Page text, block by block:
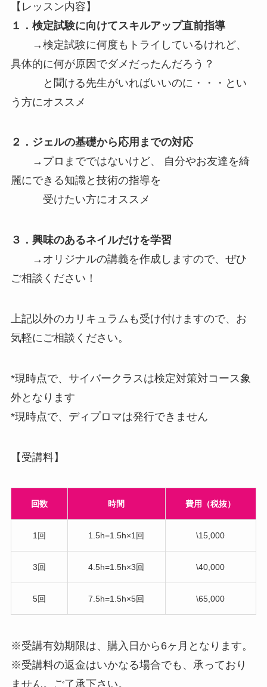
【レッスン内容】
１．検定試験に向けてスキルアップ直前指導
→検定試験に何度もトライしているけれど、
具体的に何が原因でダメだったんだろう？
と聞ける先生がいればいいのに・・・とい
う方にオススメ
２．ジェルの基礎から応用までの対応
→プロまでではないけど、 自分やお友達を綺
麗にできる知識と技術の指導を
受けたい方にオススメ
３．興味のあるネイルだけを学習
→オリジナルの講義を作成しますので、ぜひ
ご相談ください！
上記以外のカリキュラムも受け付けますので、お
気軽にご相談ください。
*現時点で、サイバークラスは検定対策対コース象
外となります
*現時点で、ディプロマは発行できません
【受講料】
回数 時間 費用（税抜）
1回 1.5h=1.5h×1回 \15,000
3回 4.5h=1.5h×3回 \40,000
5回 7.5h=1.5h×5回 \65,000
※受講有効期限は、購入日から6ヶ月となります。
※受講料の返金はいかなる場合でも、承っており
ません。ご了承下さい。